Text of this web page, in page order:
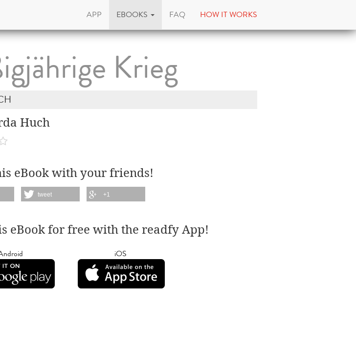
APP EBOOKS FAQ HOW IT WORKS
Krieg
Huch
eBook with your friends!
tweet +1
eBook for free with the readfy App!
iOS